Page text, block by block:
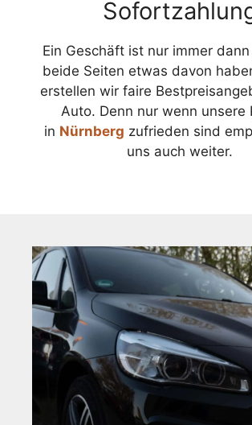
Ein Geschäft ist nur immer
beide Seiten etwas davon
erstellen wir faire
Auto. Denn nur wenn unsere
in Nürnberg zufrieden sind
uns auch weiter.